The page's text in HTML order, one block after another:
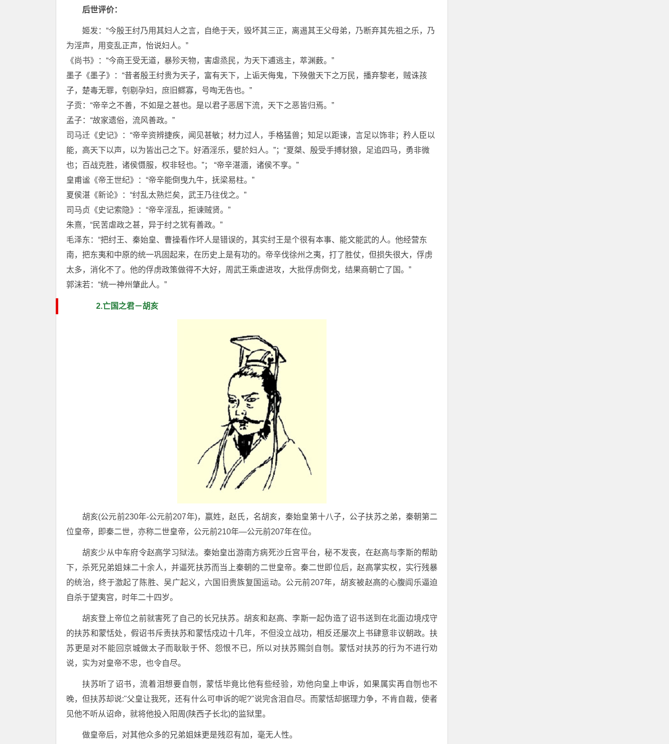
后世评价：
姬发：“今殷王纣乃用其妇人之言，自绝于天，毁坏其三正，离逷其王父母弟，乃断弃其先祖之乐，乃
为淫声，用变乱正声，怡说妇人。”
《尚书》：“今商王受无道，暴殄天物，害虐烝民，为天下逋逃主，萃渊薮。”
墨子《墨子》：“昔者殷王纣贵为天子，富有天下，上诟天侮鬼，下殃傲天下之万民，播弃黎老，贼诛孩
子，楚毒无罪，刳剔孕妇，庶旧鳏寡，号啕无告也。”
子贡：“帝辛之不善，不如是之甚也。是以君子恶居下流，天下之恶皆归焉。”
孟子：“故家遗俗，流风善政。”
司马迁《史记》：“帝辛资辨捷疾，闻见甚敏；材力过人，手格猛兽；知足以距谏，言足以饰非；矜人臣以
能，高天下以声，以为皆出己之下。好酒淫乐，嬖於妇人。”；“夏桀、殷受手搏豺狼，足追四马，勇非微
也；百战克胜，诸侯慑服，权非轻也。”； “帝辛湛湎，诸侯不享。”
皇甫谧《帝王世纪》：“帝辛能倒曳九牛，抚梁易柱。”
夏侯湛《新论》：“纣乱太熟烂矣，武王乃往伐之。”
司马贞《史记索隐》：“帝辛淫乱，拒谏贼贤。”
朱熹，“民苦虐政之甚，异于纣之犹有善政。”
毛泽东：“把纣王、秦始皇、曹操看作坏人是错误的，其实纣王是个很有本事、能文能武的人。他经营东
南，把东夷和中原的统一巩固起来，在历史上是有功的。帝辛伐徐州之夷，打了胜仗，但损失很大，俘虏
太多，消化不了。他的俘虏政策做得不大好，周武王乘虚进攻，大批俘虏倒戈，结果商朝亡了国。”
郭沫若：“统一神州肇此人。”
2.亡国之君－胡亥
胡亥(公元前230年-公元前207年)，嬴姓，赵氏，名胡亥，秦始皇第十八子，公子扶苏之弟，秦朝第二
位皇帝，即秦二世，亦称二世皇帝，公元前210年―公元前207年在位。
胡亥少从中车府令赵高学习狱法。秦始皇出游南方病死沙丘宫平台，秘不发丧，在赵高与李斯的帮助
下，杀死兄弟姐妹二十余人，并逼死扶苏而当上秦朝的二世皇帝。秦二世即位后，赵高掌实权，实行残暴
的统治，终于激起了陈胜、吴广起义，六国旧贵族复国运动。公元前207年，胡亥被赵高的心腹阎乐逼迫
自杀于望夷宫，时年二十四岁。
胡亥登上帝位之前就害死了自己的长兄扶苏。胡亥和赵高、李斯一起伪造了诏书送到在北面边境戍守
的扶苏和蒙恬处，假诏书斥责扶苏和蒙恬戍边十几年，不但没立战功，相反还屡次上书肆意非议朝政。扶
苏更是对不能回京城做太子而耿耿于怀、怨恨不已，所以对扶苏赐剑自刎。蒙恬对扶苏的行为不进行劝
说，实为对皇帝不忠，也令自尽。
扶苏听了诏书，流着泪想要自刎，蒙恬毕竟比他有些经验，劝他向皇上申诉，如果属实再自刎也不
晚，但扶苏却说:"父皇让我死，还有什么可申诉的呢?"说完含泪自尽。而蒙恬却据理力争，不肯自裁，使者
见他不听从诏命，就将他投入阳周(陕西子长北)的监狱里。
做皇帝后，对其他众多的兄弟姐妹更是残忍有加，毫无人性。